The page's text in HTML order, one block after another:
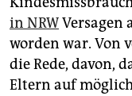
in NRWVersagen
worden war. Von
die Rede, davon,
Eltern auf